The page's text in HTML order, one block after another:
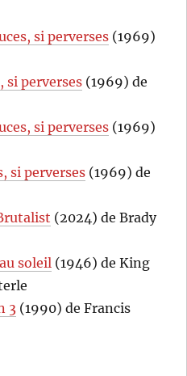
si perverses (1969)
si perverses (1969) de
si perverses (1969)
si perverses (1969) de
(2024) de Brady
soleil (1946) de King
3 (1990) de Francis